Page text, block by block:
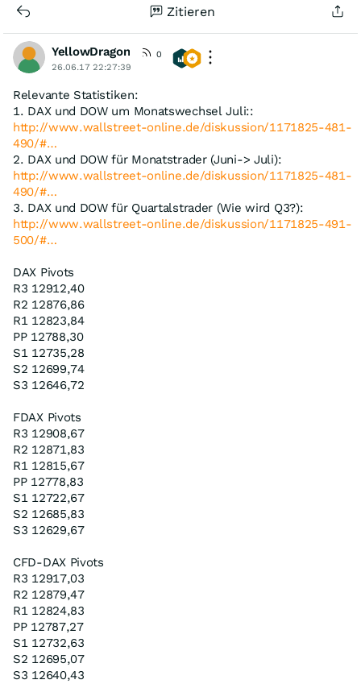
Zitieren
YellowDragon
0
26.06.17 22:27:39
Relevante Statistiken:
1. DAX und DOW um Monatswechsel Juli::
http://www.wallstreet-online.de/diskussion/1171825-481-
490/#…
2. DAX und DOW für Monatstrader (Juni-> Juli):
http://www.wallstreet-online.de/diskussion/1171825-481-
490/#…
3. DAX und DOW für Quartalstrader (Wie wird Q3?):
http://www.wallstreet-online.de/diskussion/1171825-491-
500/#…
DAX Pivots
R3 12912,40
R2 12876,86
R1 12823,84
PP 12788,30
S1 12735,28
S2 12699,74
S3 12646,72
FDAX Pivots
R3 12908,67
R2 12871,83
R1 12815,67
PP 12778,83
S1 12722,67
S2 12685,83
S3 12629,67
CFD-DAX Pivots
R3 12917,03
R2 12879,47
R1 12824,83
PP 12787,27
S1 12732,63
S2 12695,07
S3 12640,43